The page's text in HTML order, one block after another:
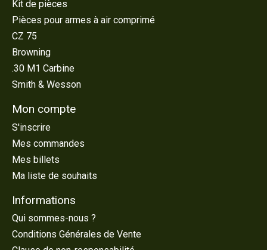
Kit de pièces
Pièces pour armes à air comprimé
CZ 75
Browning
.30 M1 Carbine
Smith & Wesson
Mon compte
S'inscrire
Mes commandes
Mes billets
Ma liste de souhaits
Informations
Qui sommes-nous ?
Conditions Générales de Vente